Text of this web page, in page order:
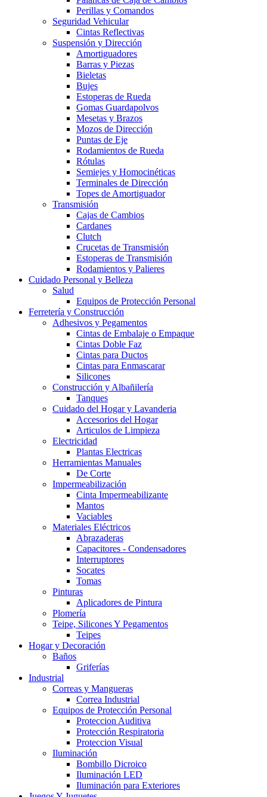
Perillas y Comandos
Seguridad Vehicular
Cintas Reflectivas
Suspensión y Dirección
Amortiguadores
Barras y Piezas
Bieletas
Bujes
Estoperas de Rueda
Gomas Guardapolvos
Mesetas y Brazos
Mozos de Dirección
Puntas de Eje
Rodamientos de Rueda
Rótulas
Semiejes y Homocinéticas
Terminales de Dirección
Topes de Amortiguador
Transmisión
Cajas de Cambios
Cardanes
Clutch
Crucetas de Transmisión
Estoperas de Transmisión
Rodamientos y Palieres
Cuidado Personal y Belleza
Salud
Equipos de Protección Personal
Ferretería y Construcción
Adhesivos y Pegamentos
Cintas de Embalaje o Empaque
Cintas Doble Faz
Cintas para Ductos
Cintas para Enmascarar
Silicones
Construcción y Albañilería
Tanques
Cuidado del Hogar y Lavanderia
Accesorios del Hogar
Articulos de Limpieza
Electricidad
Plantas Electricas
Herramientas Manuales
De Corte
Impermeabilización
Cinta Impermeabilizante
Mantos
Vaciables
Materiales Eléctricos
Abrazaderas
Capacitores - Condensadores
Interruptores
Socates
Tomas
Pinturas
Aplicadores de Pintura
Plomería
Teipe, Silicones Y Pegamentos
Teipes
Hogar y Decoración
Baños
Griferías
Industrial
Correas y Mangueras
Correa Industrial
Equipos de Protección Personal
Proteccion Auditiva
Protección Respiratoria
Proteccion Visual
Iluminación
Bombillo Dicroico
Iluminación LED
Iluminación para Exteriores